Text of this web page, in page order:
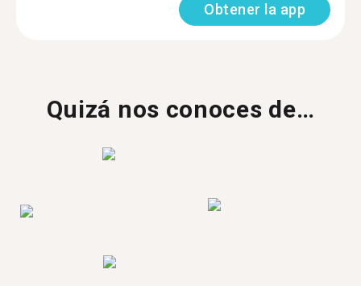
Obtener la app
Quizá nos conoces de…